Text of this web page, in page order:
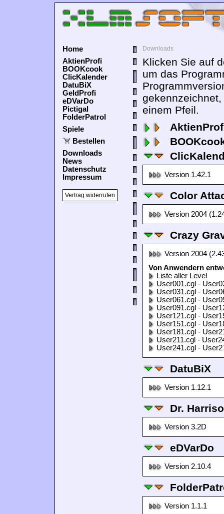
Home
AktienProfi
BOOKcook
ClicKalender
DatuBiX
GeldProfi
eDVarDo
Pictigal
FolderPatrol
Spiele
Bestellen
Downloads
News
Datenschutz
Impressum
Vertrag widerrufen
Downloads
Klicken Sie auf
um das
einem Pfeil.
Version 1.42.1
Color
Version 2004
Crazy
Version 2004
Von Anwendern
Liste aller Level
User001.cgl -
User031.cgl -
User061.cgl -
User091.cgl -
User121.cgl -
User151.cgl -
User181.cgl -
User211.cgl -
User241.cgl -
DatuBiX
Version 1.12.1
Dr.
Version 3.2D
eDVarDo
Version 2.10.4
Version 1.1.1